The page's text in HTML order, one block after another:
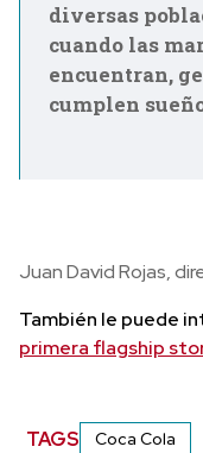
diversas
cuando las
encuentran,
cumplen
Juan David Rojas,
También le puede
primera flagship
TAGS Coca Cola